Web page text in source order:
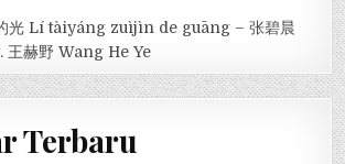
光 Lí tàiyáng zuìjìn de guāng – 张碧晨
赫野 Wang He Ye
Terbaru